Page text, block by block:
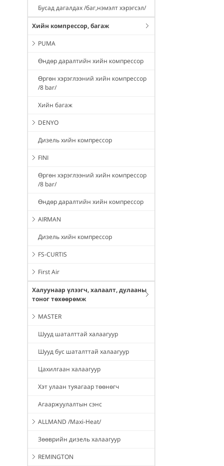
Бусад дагалдах /баг,нэмэлт хэрэгсэл/
Хийн компрессор, багаж
PUMA
Өндөр даралтийн хийн компрессор
Өргөн хэрэглээний хийн компрессор
/8 bar/
Хийн багаж
DENYO
Дизель хийн компрессор
FINI
Өргөн хэрэглээний хийн компрессор
/8 bar/
Өндөр даралтийн хийн компрессор
AIRMAN
Дизель хийн компрессор
FS-CURTIS
First Air
Халуунаар үлээгч, халаалт, дулааны
тоног төхөөрөмж
MASTER
Шууд шаталттай халаагуур
Шууд бус шаталттай халаагуур
Цахилгаан халаагуур
Хэт улаан туяагаар төөнөгч
Агааржуулалтын сэнс
ALLMAND /Maxi-Heat/
Зөөврийн дизель халаагуур
REMINGTON